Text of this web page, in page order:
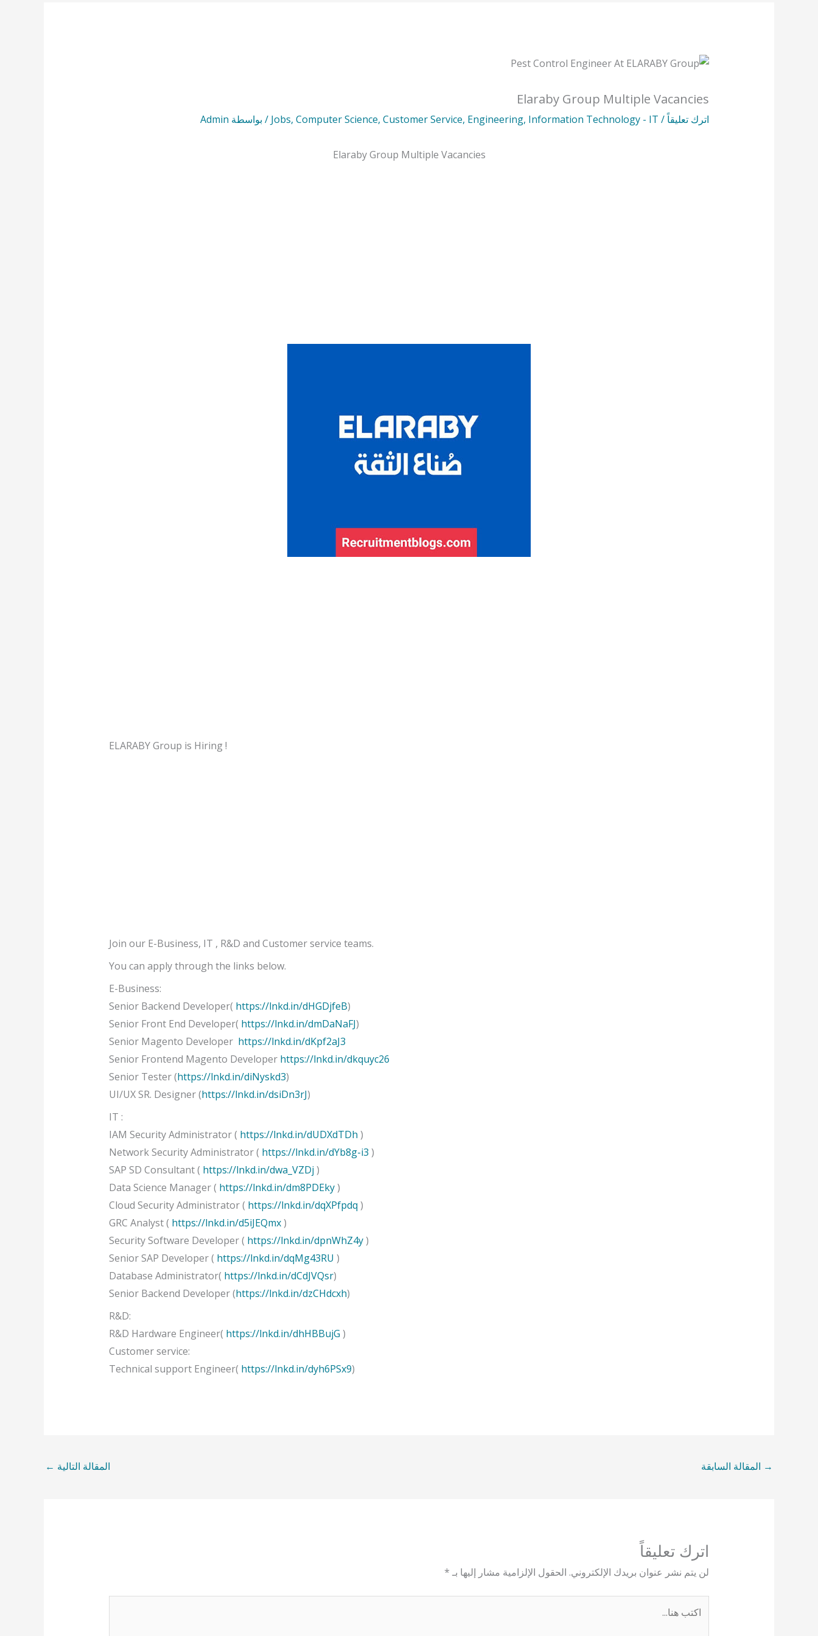
Elaraby Group Multiple Vacancies
اترك تعليقاً/
Jobs,Computer Science,Customer Service, Engineering, Information Technology - IT / بواسطة Admin
Elaraby Group Multiple Vacancies
ELARABY Group is Hiring !
Join our E-Business, IT , R&D and Customer service teams.
You can apply through the links below.
E-Business:
Senior Backend Developer( https://lnkd.in/dHGDjfeB)
Senior Front End Developer( https://lnkd.in/dmDaNaFJ)
Senior Magento Developer https://lnkd.in/dKpf2aJ3
Senior Frontend Magento Developer https://lnkd.in/dkquyc26
Senior Tester (https://lnkd.in/diNyskd3)
UI/UX SR. Designer (https://lnkd.in/dsiDn3rJ)
IT :
IAM Security Administrator ( https://lnkd.in/dUDXdTDh )
Network Security Administrator ( https://lnkd.in/dYb8g-i3 )
SAP SD Consultant ( https://lnkd.in/dwa_VZDj )
Data Science Manager ( https://lnkd.in/dm8PDEky)
Cloud Security Administrator ( https://lnkd.in/dqXPfpdq )
GRC Analyst ( https://lnkd.in/d5iJEQmx)
Security Software Developer ( https://lnkd.in/dpnWhZ4y)
Senior SAP Developer ( https://lnkd.in/dqMg43RU )
Database Administrator( https://lnkd.in/dCdJVQsr)
Senior Backend Developer (https://lnkd.in/dzCHdcxh)
R&D:
R&D Hardware Engineer( https://lnkd.in/dhHBBujG )
Customer service:
Technical support Engineer( https://lnkd.in/dyh6PSx9)
→ المقالة السابقة المقالة التالية ←
اترك تعليقاً
لن يتم نشر عنوان بريدك الإلكتروني. الحقول الإلزامية مشار إليها بـ *